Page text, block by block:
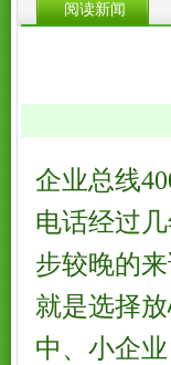
阅读新闻
企业总线
电话经过
步较晚的
就是选择
中、小企